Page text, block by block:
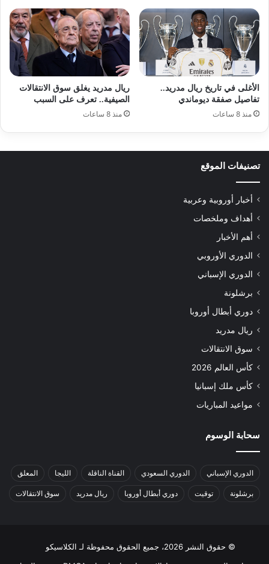
الأغلى في تاريخ ريال مدريد..
تفاصيل صفقة ديوماندي
منذ 8 ساعات
ريال مدريد يغلق سوق الانتقالات
الصيفية.. تعرف على السبب
منذ 8 ساعات
تصنيفات الموقع
أخبار أوروبية وعربية
أهداف وملخصات
أهم الأخبار
الدوري الأوروبي
الدوري الإسباني
برشلونة
دوري أبطال أوروبا
ريال مدريد
سوق الانتقالات
كأس العالم 2026
كأس ملك إسبانيا
مواعيد المباريات
سحابة الوسوم
الدوري الإسباني الدوري السعودي القناة الناقلة الليجا المعلق
برشلونة توقيت دوري أبطال أوروبا ريال مدريد سوق الانتقالات
© حقوق النشر 2026، جميع الحقوق محفوظة لـ الكلاسيكو